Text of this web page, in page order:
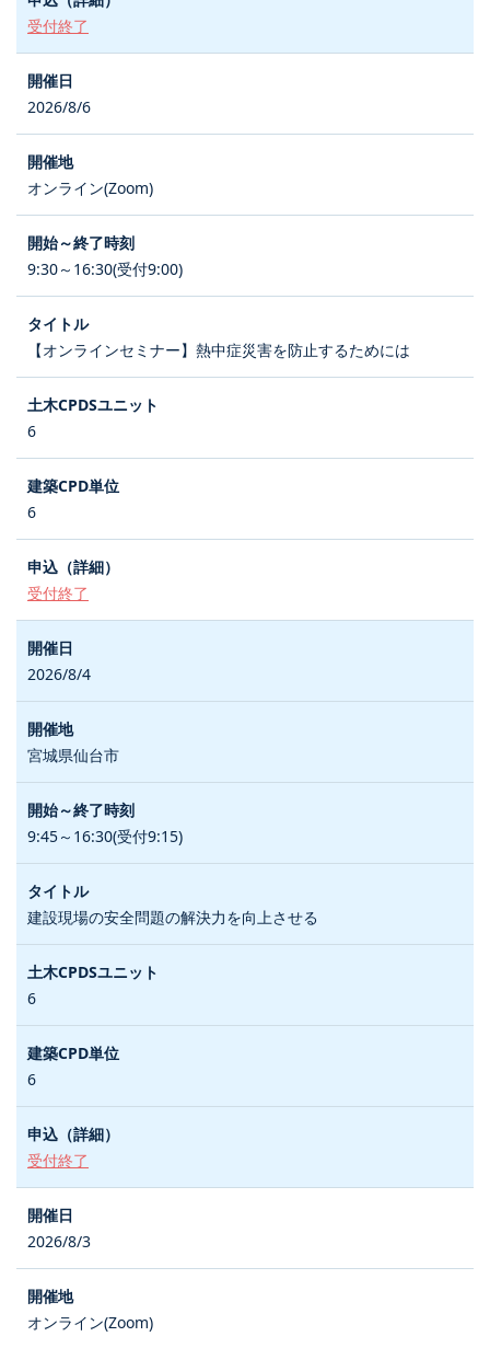
受付終了
2026/8/6
オンライン(Zoom)
9:30～16:30(受付9:00)
【オンラインセミナー】熱中症災害を防止するためには
6
6
受付終了
2026/8/4
宮城県仙台市
9:45～16:30(受付9:15)
建設現場の安全問題の解決力を向上させる
6
6
受付終了
2026/8/3
オンライン(Zoom)